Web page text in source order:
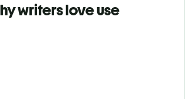
writers love use